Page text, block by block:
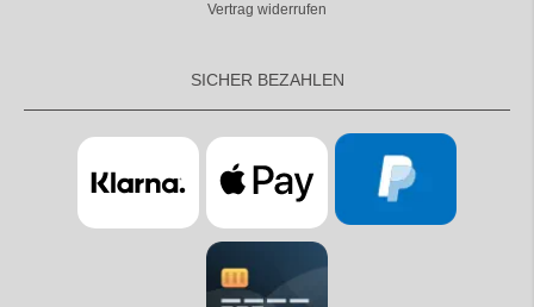
Vertrag widerrufen
SICHER BEZAHLEN